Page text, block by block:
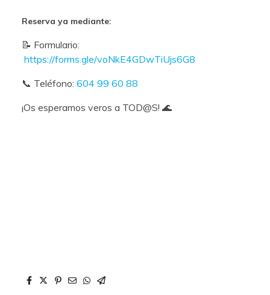
Reserva ya mediante:
📝 Formulario:
https://forms.gle/voNkE4GDwTiUjs6G8
📞 Teléfono: 604 99 60 88
¡Os esperamos veros a TOD@S! 🌊